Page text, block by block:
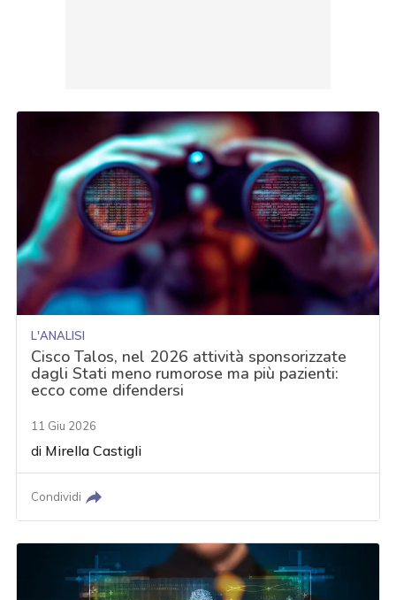
L'ANALISI
Cisco Talos, nel 2026 attività sponsorizzate
dagli Stati meno rumorose ma più pazienti:
ecco come difendersi
11 Giu 2026
di Mirella Castigli
Condividi